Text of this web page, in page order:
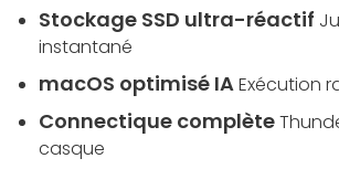
Stockage SSD ultra-réactif
instantané
macOS optimisé IAExécution
Connectique complète
casque